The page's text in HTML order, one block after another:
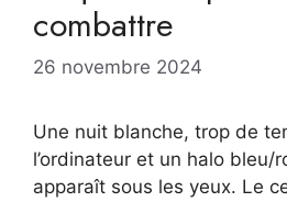
combattre
26 novembre 2024
Une nuit blanche, trop de
l’ordinateur et un halo bleu/
apparaît sous les yeux. Le